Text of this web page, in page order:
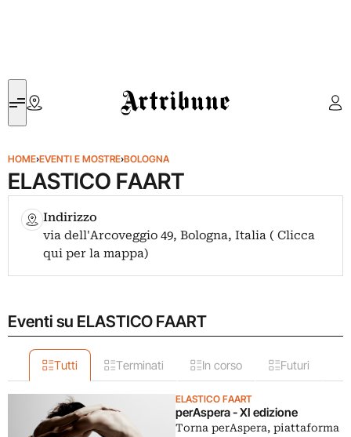
Artribune
HOME›EVENTI E MOSTRE›BOLOGNA
ELASTICO FAART
Indirizzo
via dell'Arcoveggio 49, Bologna, Italia ( Clicca
qui per la mappa)
Eventi su ELASTICO FAART
Tutti Terminati In corso Futuri
ELASTICO FAART
perAspera - XI edizione
Torna perAspera, piattaforma